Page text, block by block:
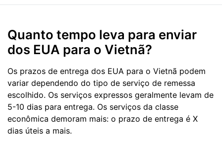
Quanto tempo leva para enviar
dos EUA para o Vietnã?
Os prazos de entrega dos EUA para o Vietnã podem
variar dependendo do tipo de serviço de remessa
escolhido. Os serviços expressos geralmente levam de
5-10 dias para entrega. Os serviços da classe
econômica demoram mais: o prazo de entrega é X
dias úteis a mais.